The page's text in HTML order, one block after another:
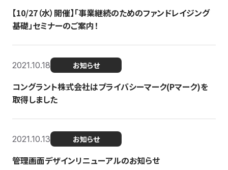
【10/27（水）開催】「事業継続のためのファンドレイジング
基礎」セミナーのご案内！
2021.10.18 お知らせ
コングラント株式会社はプライバシーマーク(Pマーク)を
取得しました
2021.10.13 お知らせ
管理画面デザインリニューアルのお知らせ